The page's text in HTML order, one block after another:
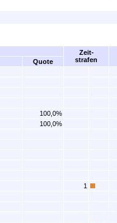
Zeit-
strafen
Quote
100,0%
100,0%
1